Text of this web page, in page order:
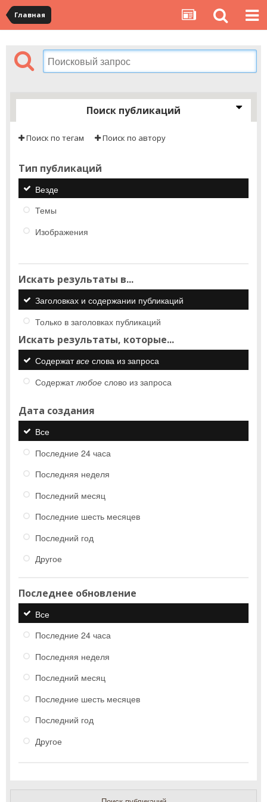
Главная
Поиск публикаций
Поиск по тегам Поиск по автору
Тип публикаций
Везде
Темы
Изображения
Искать результаты в...
Заголовках и содержании публикаций
Только в заголовках публикаций
Искать результаты, которые...
Содержатвсе слова из запроса
Содержатлюбое слово из запроса
Дата создания
Все
Последние 24 часа
Последняя неделя
Последний месяц
Последние шесть месяцев
Последний год
Другое
Последнее обновление
Все
Последние 24 часа
Последняя неделя
Последний месяц
Последние шесть месяцев
Последний год
Другое